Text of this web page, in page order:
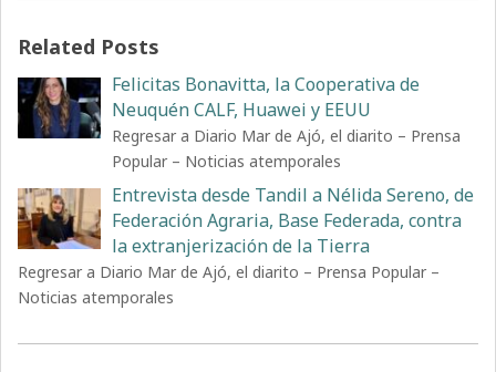
Related Posts
Felicitas Bonavitta, la Cooperativa de
Neuquén CALF, Huawei y EEUU
Regresar a Diario Mar de Ajó, el diarito – Prensa
Popular – Noticias atemporales
Entrevista desde Tandil a Nélida Sereno, de
Federación Agraria, Base Federada, contra
la extranjerización de la Tierra
Regresar a Diario Mar de Ajó, el diarito – Prensa Popular –
Noticias atemporales